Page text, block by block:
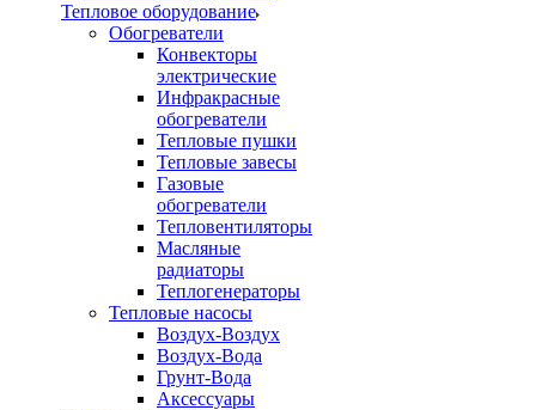
Тепловое оборудование
Обогреватели
Конвекторы
электрические
Инфракрасные
обогреватели
Тепловые пушки
Тепловые завесы
Газовые
обогреватели
Тепловентиляторы
Масляные
радиаторы
Теплогенераторы
Тепловые насосы
Воздух-Воздух
Воздух-Вода
Грунт-Вода
Аксессуары